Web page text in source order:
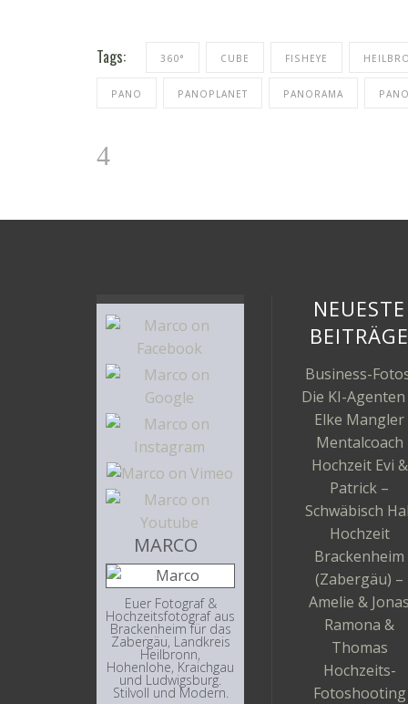
Tags: 360° CUBE FISHEYE
PANO PANOPLANET PANORAMA
MARCO
Euer Fotograf &
Hochzeitsfotograf aus
Brackenheim für das
Zabergäu, Landkreis
Heilbronn,
Hohenlohe, Kraichgau
und Ludwigsburg.
Stilvoll und Modern.
NEUESTE
BEITRÄGE
Business-
Die KI-Agenten
Elke Mangler
Mentalcoach
Hochzeit Evi &
Patrick –
Schwäbisch
Hochzeit
Brackenheim
(Zabergäu) –
Amelie &
Ramona &
Thomas
Hochzeits-
Fotoshooting